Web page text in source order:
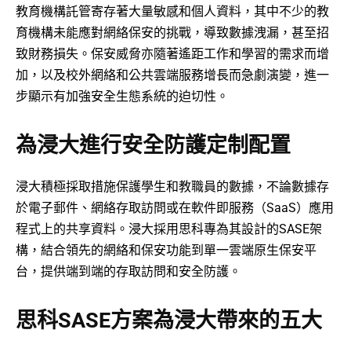
教育機構託管寄存著大量敏感和個人資料，其中不少的教
育機構未能應對網絡保安的挑戰，導致數據洩漏，甚至招
致財務損失。保安威脅亦隨著遙距工作和學習的需求而增
加，以及校外網絡和公共雲端服務增長而急劇演變，進一
步顯示有加強安全生態系統的迫切性。
為浸大進行安全防護定制配置
浸大積極採取措施保護學生和教職員的數據，不論數據存
於電子郵件、網絡存取訪問或在軟件即服務（SaaS）應用
程式上的共享資料。浸大採用思科專為其設計的SASE架
構，結合領先的網絡和保安功能到單一雲端原生保安平
台，提供端到端的存取訪問和安全防護。
思科SASE方案為浸大帶來的五大